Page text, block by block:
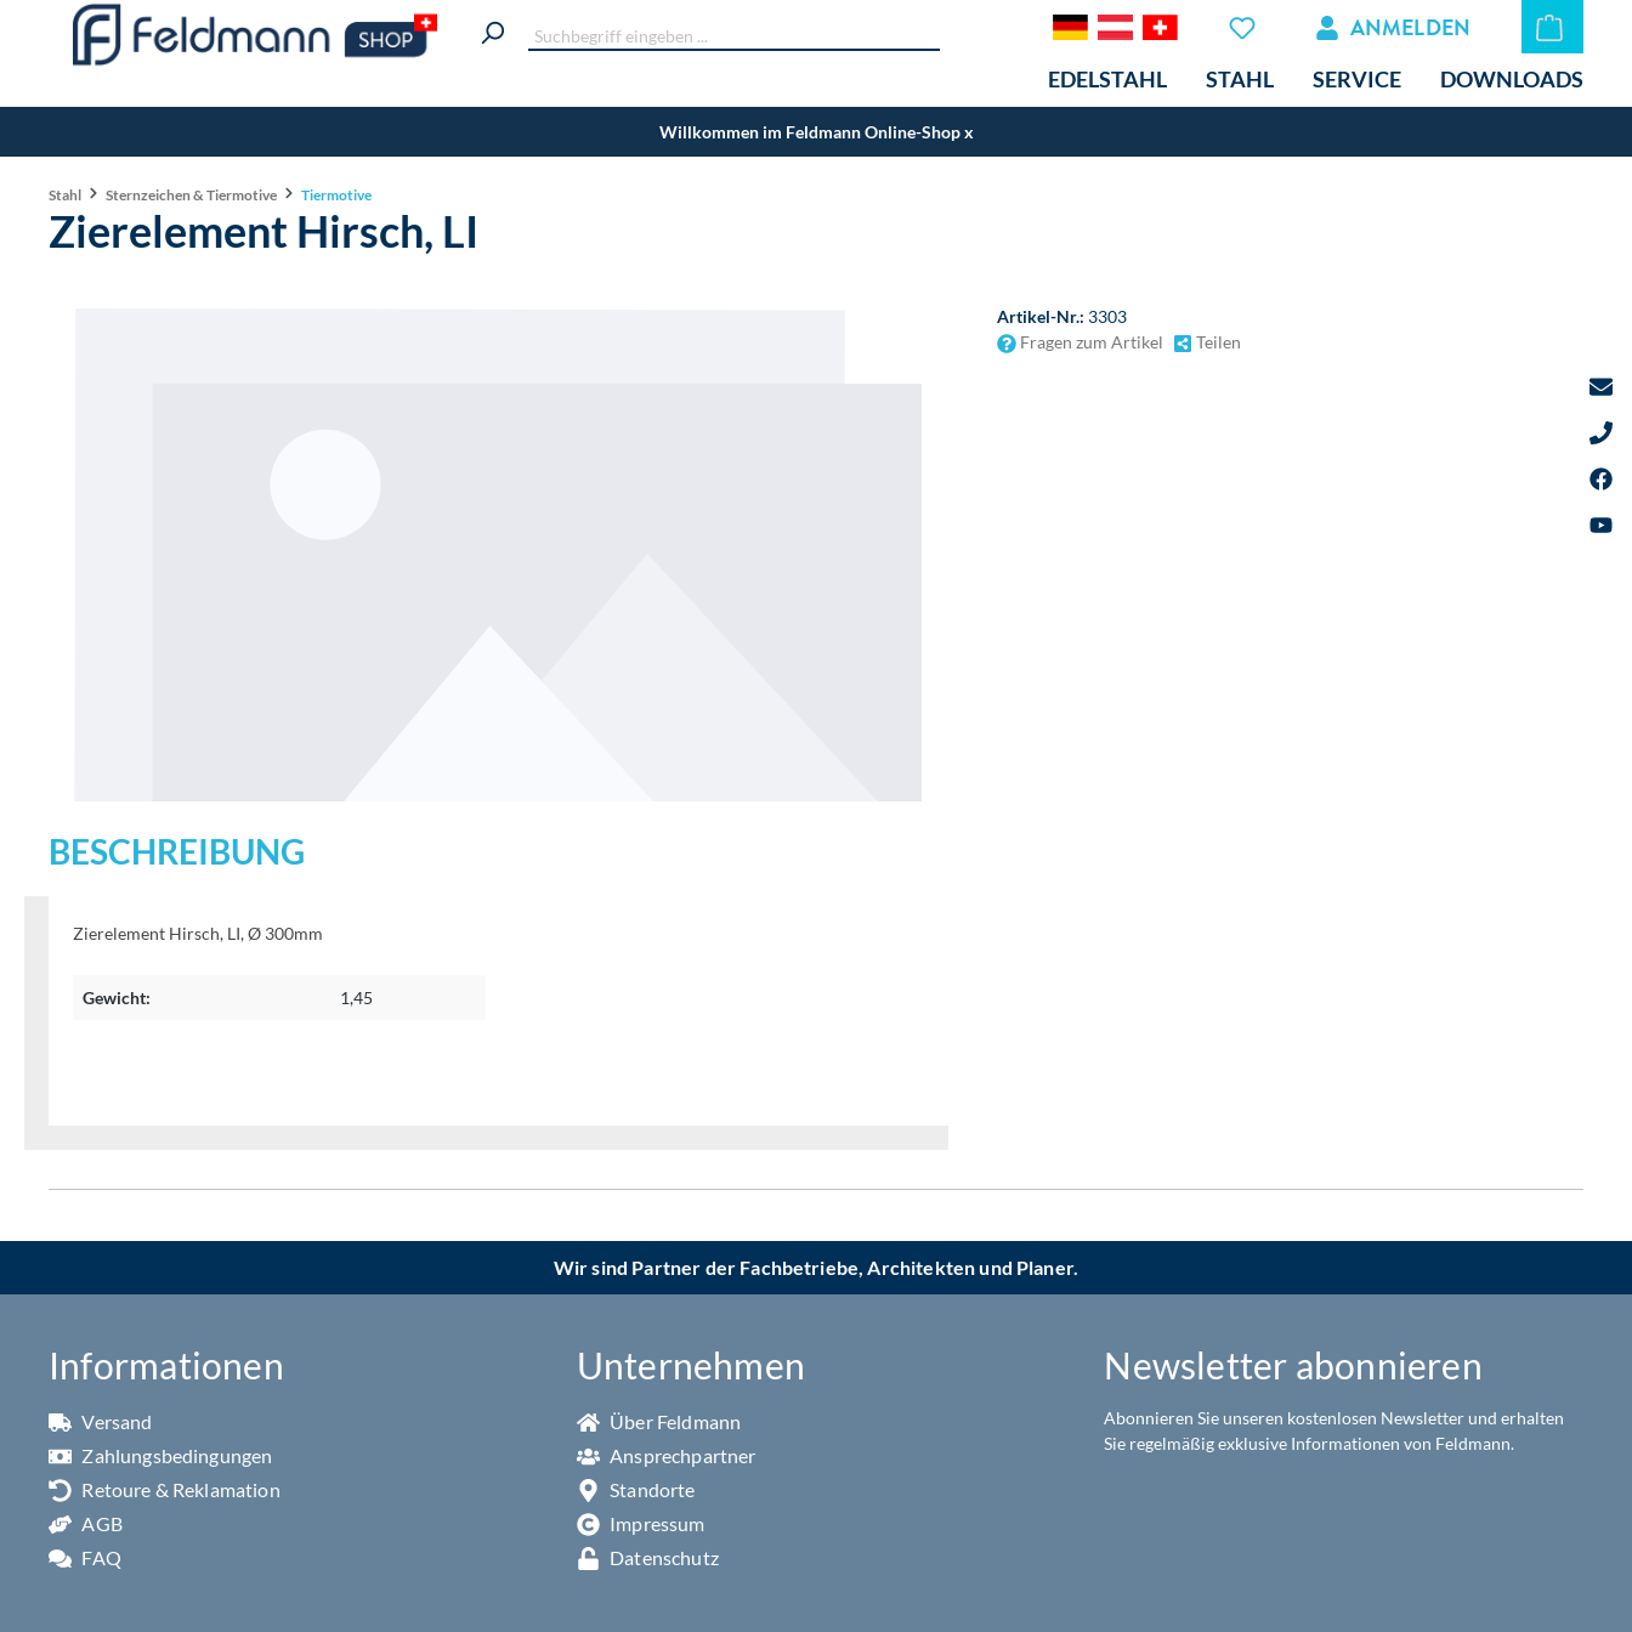
ANMELDEN
EDELSTAHL STAHL SERVICE DOWNLOADS
Willkommen im Feldmann Online-Shopx
Stahl Sternzeichen & Tiermotive Tiermotive
Zierelement Hirsch, LI
Artikel-Nr.: 3303
Fragen zum Artikel
Teilen
BESCHREIBUNG
Zierelement Hirsch, LI, Ø 300mm
Gewicht: 1,45
Wir sind Partner der Fachbetriebe, Architekten und Planer.
Informationen
Versand
Zahlungsbedingungen
Retoure & Reklamation
AGB
FAQ
Unternehmen
Über Feldmann
Ansprechpartner
Standorte
Impressum
Datenschutz
Newsletter abonnieren
Abonnieren Sie unseren kostenlosen Newsletter und erhalten
Sie regelmäßig exklusive Informationen von Feldmann.